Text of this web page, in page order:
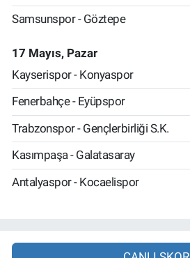
Samsunspor - Göztepe
17 Mayıs, Pazar
Kayserispor - Konyaspor
Fenerbahçe - Eyüpspor
Trabzonspor - Gençlerbirliği S.K.
Kasımpaşa - Galatasaray
Antalyaspor - Kocaelispor